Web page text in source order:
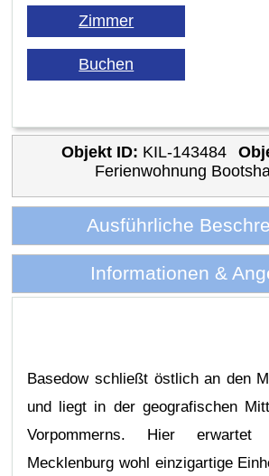
Objekt ID: KIL-143484
Ferienwohnung
Ausführliche
Informationen &
Basedow schließt östlich an den
und liegt in der geografischen
Vorpommerns. Hier
Mecklenburg wohl einzigartige